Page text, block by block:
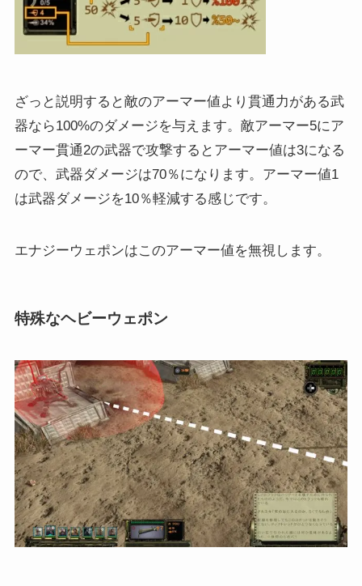
ざっと説明すると敵のアーマー値より貫通力がある武
器なら100%のダメージを与えます。敵アーマー5にア
ーマー貫通2の武器で攻撃するとアーマー値は3になる
ので、武器ダメージは70％になります。アーマー値1
は武器ダメージを10％軽減する感じです。
エナジーウェポンはこのアーマー値を無視します。
特殊なヘビーウェポン